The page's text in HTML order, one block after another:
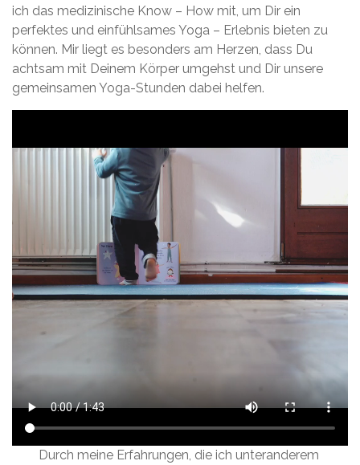
ich das medizinische Know – How mit, um Dir ein
perfektes und einfühlsames Yoga – Erlebnis bieten zu
können. Mir liegt es besonders am Herzen, dass Du
achtsam mit Deinem Körper umgehst und Dir unsere
gemeinsamen Yoga-Stunden dabei helfen.
Durch meine Erfahrungen, die ich unteranderem